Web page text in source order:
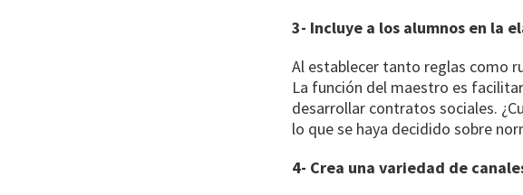
3- Incluye a los alumnos en la
Al establecer tanto reglas como
La función del maestro es
desarrollar contratos sociales.
lo que se haya decidido sobre
4- Crea una variedad de